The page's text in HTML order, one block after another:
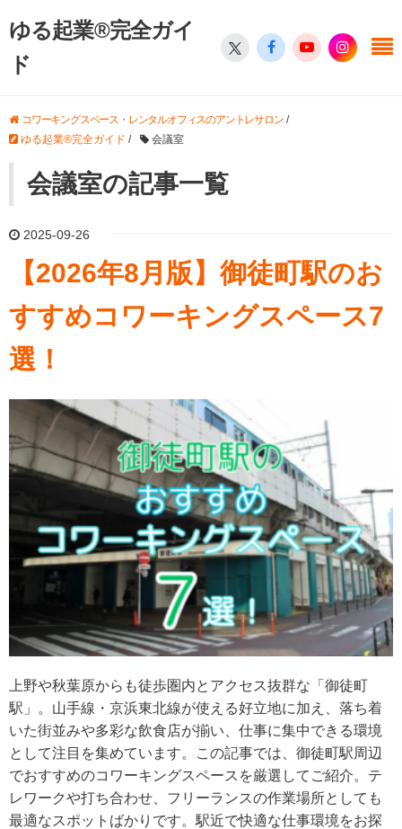
ゆる起業®完全ガイ
ド
コワーキングスペース・レンタルオフィスのアントレサロン/
ゆる起業®完全ガイド / 会議室
会議室の記事一覧
2025-09-26
【2026年8月版】御徒町駅のお
すすめコワーキングスペース7
選！
上野や秋葉原からも徒歩圏内とアクセス抜群な「御徒町
駅」。山手線・京浜東北線が使える好立地に加え、落ち着
いた街並みや多彩な飲食店が揃い、仕事に集中できる環境
として注目を集めています。この記事では、御徒町駅周辺
でおすすめのコワーキングスペースを厳選してご紹介。テ
レワークや打ち合わせ、フリーランスの作業場所としても
最適なスポットばかりです。駅近で快適な仕事環境をお探